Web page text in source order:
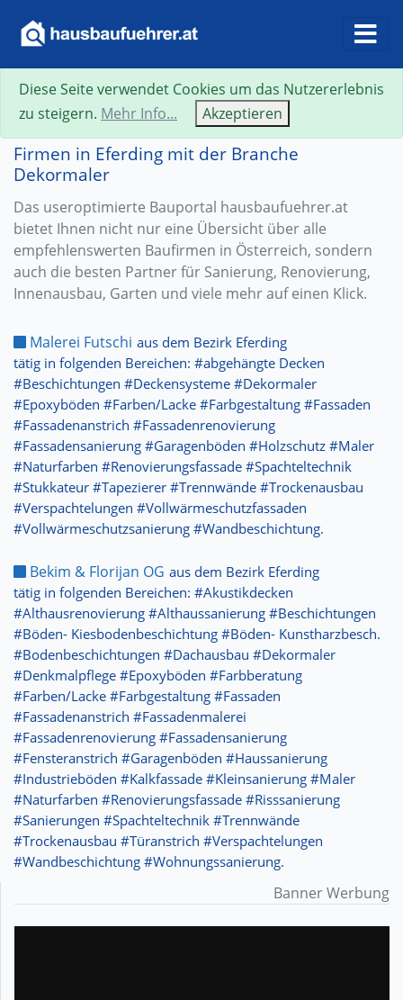
Firmen in Eferding mit der Branche
Dekormaler
Das useroptimierte Bauportal hausbaufuehrer.at
bietet Ihnen nicht nur eine Übersicht über alle
empfehlenswerten Baufirmen in Österreich, sondern
auch die besten Partner für Sanierung, Renovierung,
Innenausbau, Garten und viele mehr auf einen Klick.
Malerei Futschi aus dem Bezirk Eferding
tätig in folgenden Bereichen: #abgehängte Decken
#Beschichtungen #Deckensysteme #Dekormaler
#Epoxyböden #Farben/Lacke #Farbgestaltung #Fassaden
#Fassadenanstrich #Fassadenrenovierung
#Fassadensanierung #Garagenböden #Holzschutz #Maler
#Naturfarben #Renovierungsfassade #Spachteltechnik
#Stukkateur #Tapezierer #Trennwände #Trockenausbau
#Verspachtelungen #Vollwärmeschutzfassaden
#Vollwärmeschutzsanierung #Wandbeschichtung.
Bekim & Florijan OG aus dem Bezirk Eferding
tätig in folgenden Bereichen: #Akustikdecken
#Althausrenovierung #Althaussanierung #Beschichtungen
#Böden- Kiesbodenbeschichtung #Böden- Kunstharzbesch.
#Bodenbeschichtungen #Dachausbau #Dekormaler
#Denkmalpflege #Epoxyböden #Farbberatung
#Farben/Lacke #Farbgestaltung #Fassaden
#Fassadenanstrich #Fassadenmalerei
#Fassadenrenovierung #Fassadensanierung
#Fensteranstrich #Garagenböden #Haussanierung
#Industrieböden #Kalkfassade #Kleinsanierung #Maler
#Naturfarben #Renovierungsfassade #Risssanierung
#Sanierungen #Spachteltechnik #Trennwände
#Trockenausbau #Türanstrich #Verspachtelungen
#Wandbeschichtung #Wohnungssanierung.
Banner Werbung
Diese Seite verwendet Cookies um das Nutzererlebnis
zu steigern. Mehr Info... Akzeptieren